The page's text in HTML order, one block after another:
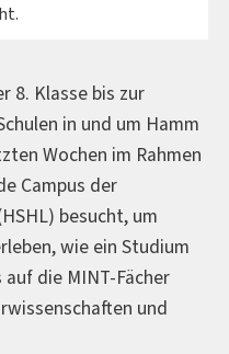
8. Klasse bis zur
in und um Hamm
Wochen im Rahmen
Campus der
besucht, um
wie ein Studium
die MINT-Fächer
und